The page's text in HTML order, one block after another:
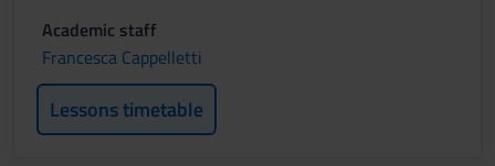
Academic staff
Francesca Cappelletti
Lessons timetable